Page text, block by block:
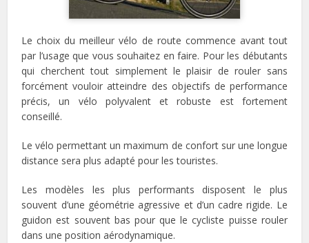
Le choix du meilleur vélo de route commence avant tout
par l’usage que vous souhaitez en faire. Pour les débutants
qui cherchent tout simplement le plaisir de rouler sans
forcément vouloir atteindre des objectifs de performance
précis, un vélo polyvalent et robuste est fortement
conseillé.
Le vélo permettant un maximum de confort sur une longue
distance sera plus adapté pour les touristes.
Les modèles les plus performants disposent le plus
souvent d’une géométrie agressive et d’un cadre rigide. Le
guidon est souvent bas pour que le cycliste puisse rouler
dans une position aérodynamique.